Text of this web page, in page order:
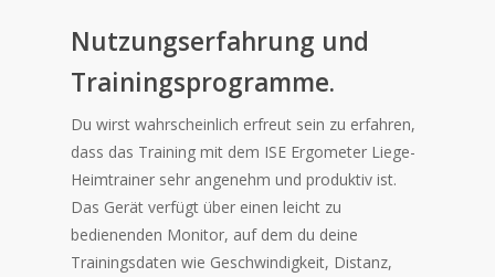
Nutzungserfahrung und
Trainingsprogramme.
Du wirst wahrscheinlich erfreut sein zu erfahren,
dass das Training mit dem ISE Ergometer Liege-
Heimtrainer sehr angenehm und produktiv ist.
Das Gerät verfügt über einen leicht zu
bedienenden Monitor, auf dem du deine
Trainingsdaten wie Geschwindigkeit, Distanz,